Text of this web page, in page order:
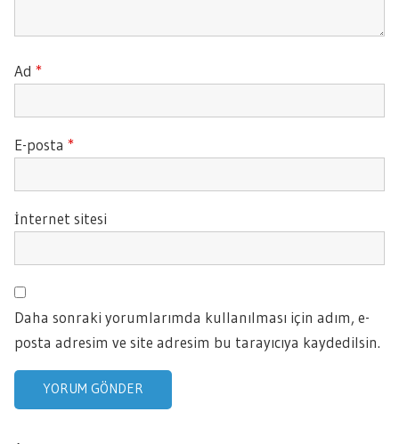
Ad *
E-posta *
İnternet sitesi
Daha sonraki yorumlarımda kullanılması için adım, e-
posta adresim ve site adresim bu tarayıcıya kaydedilsin.